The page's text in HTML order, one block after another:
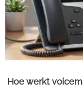
Hoe werkt